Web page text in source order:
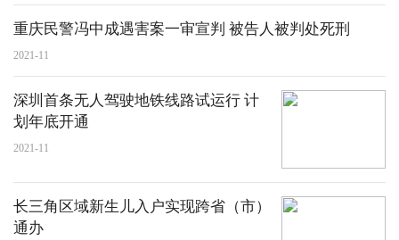
重庆民警冯中成遇害案一审宣判 被告人被判处死刑
2021-11
深圳首条无人驾驶地铁线路试运行 计
划年底开通
2021-11
长三角区域新生儿入户实现跨省（市）
通办